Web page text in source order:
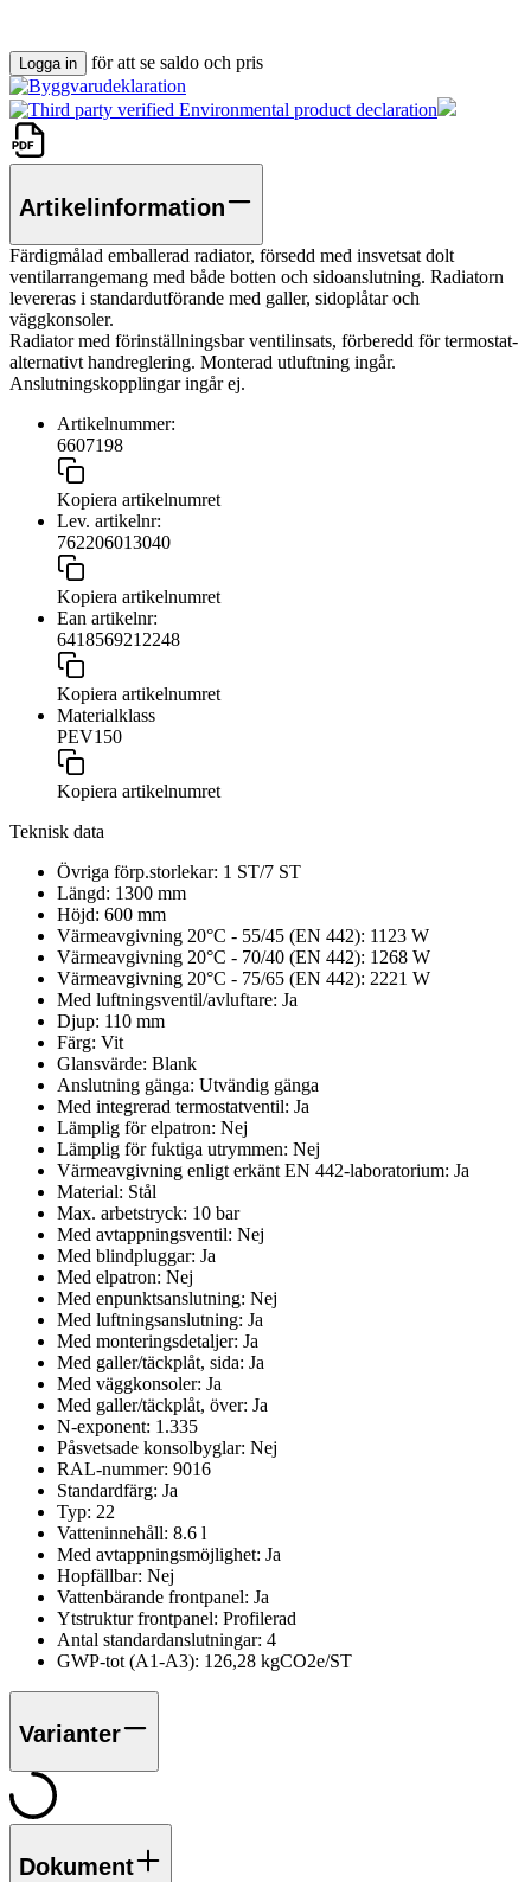
Logga in för att se saldo och pris
Artikelinformation
Färdigmålad emballerad radiator, försedd med insvetsat dolt
ventilarrangemang med både botten och sidoanslutning. Radiatorn
levereras i standardutförande med galler, sidoplåtar och
väggkonsoler.
Radiator med förinställningsbar ventilinsats, förberedd för termostat-
alternativt handreglering. Monterad utluftning ingår.
Anslutningskopplingar ingår ej.
Artikelnummer:
6607198
Kopiera artikelnumret
Lev. artikelnr:
762206013040
Kopiera artikelnumret
Ean artikelnr:
6418569212248
Kopiera artikelnumret
Materialklass
PEV150
Kopiera artikelnumret
Teknisk data
Övriga förp.storlekar: 1 ST/7 ST
Längd: 1300 mm
Höjd: 600 mm
Värmeavgivning 20°C - 55/45 (EN 442): 1123 W
Värmeavgivning 20°C - 70/40 (EN 442): 1268 W
Värmeavgivning 20°C - 75/65 (EN 442): 2221 W
Med luftningsventil/avluftare: Ja
Djup: 110 mm
Färg: Vit
Glansvärde: Blank
Anslutning gänga: Utvändig gänga
Med integrerad termostatventil: Ja
Lämplig för elpatron: Nej
Lämplig för fuktiga utrymmen: Nej
Värmeavgivning enligt erkänt EN 442-laboratorium: Ja
Material: Stål
Max. arbetstryck: 10 bar
Med avtappningsventil: Nej
Med blindpluggar: Ja
Med elpatron: Nej
Med enpunktsanslutning: Nej
Med luftningsanslutning: Ja
Med monteringsdetaljer: Ja
Med galler/täckplåt, sida: Ja
Med väggkonsoler: Ja
Med galler/täckplåt, över: Ja
N-exponent: 1.335
Påsvetsade konsolbyglar: Nej
RAL-nummer: 9016
Standardfärg: Ja
Typ: 22
Vatteninnehåll: 8.6 l
Med avtappningsmöjlighet: Ja
Hopfällbar: Nej
Vattenbärande frontpanel: Ja
Ytstruktur frontpanel: Profilerad
Antal standardanslutningar: 4
GWP-tot (A1-A3): 126,28 kgCO2e/ST
Varianter
Dokument